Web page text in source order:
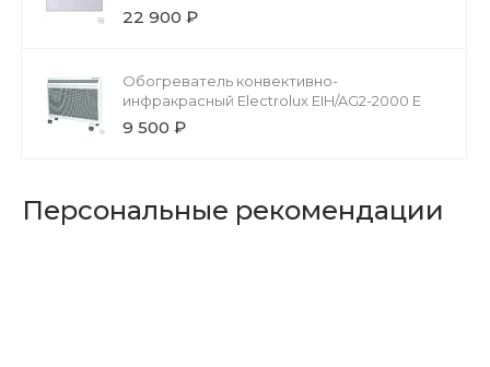
22 900 ₽
Обогреватель конвективно-
инфракрасный Electrolux EIH/AG2-2000 E
9 500 ₽
Персональные рекомендации